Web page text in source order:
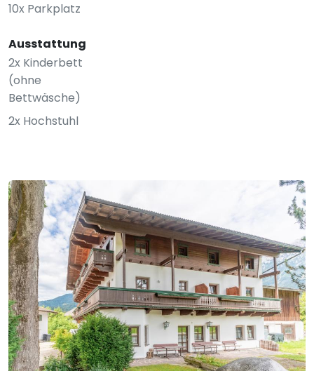
10x Parkplatz
Ausstattung
2x Kinderbett
(ohne
Bettwäsche)
2x Hochstuhl